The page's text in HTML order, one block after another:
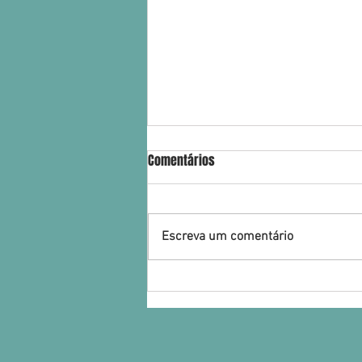
Legalização de Estrangeiros,
Vistos e Nacionalidade
Comentários
Escreva um comentário